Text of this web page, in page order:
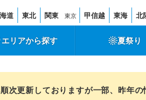
道 東北 関東 東京 甲信越 東海 北
エリアから探す 夏祭り
次更新しておりますが一部、昨年の